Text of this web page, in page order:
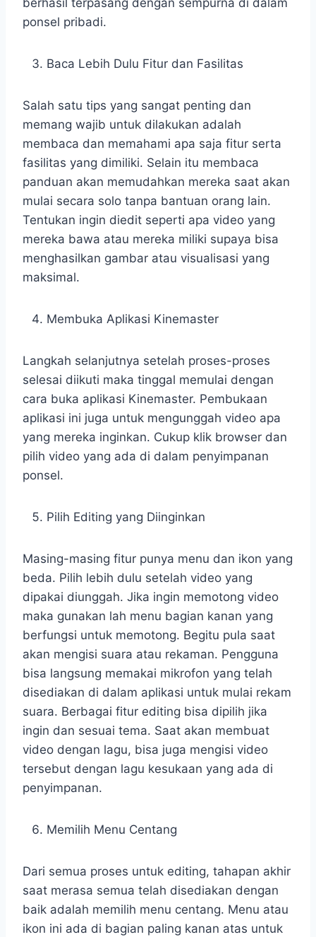
berhasil terpasang dengan sempurna di dalam
ponsel pribadi.
Baca Lebih Dulu Fitur dan Fasilitas
Salah satu tips yang sangat penting dan
memang wajib untuk dilakukan adalah
membaca dan memahami apa saja fitur serta
fasilitas yang dimiliki. Selain itu membaca
panduan akan memudahkan mereka saat akan
mulai secara solo tanpa bantuan orang lain.
Tentukan ingin diedit seperti apa video yang
mereka bawa atau mereka miliki supaya bisa
menghasilkan gambar atau visualisasi yang
maksimal.
Membuka Aplikasi Kinemaster
Langkah selanjutnya setelah proses-proses
selesai diikuti maka tinggal memulai dengan
cara buka aplikasi Kinemaster. Pembukaan
aplikasi ini juga untuk mengunggah video apa
yang mereka inginkan. Cukup klik browser dan
pilih video yang ada di dalam penyimpanan
ponsel.
Pilih Editing yang Diinginkan
Masing-masing fitur punya menu dan ikon yang
beda. Pilih lebih dulu setelah video yang
dipakai diunggah. Jika ingin memotong video
maka gunakan lah menu bagian kanan yang
berfungsi untuk memotong. Begitu pula saat
akan mengisi suara atau rekaman. Pengguna
bisa langsung memakai mikrofon yang telah
disediakan di dalam aplikasi untuk mulai rekam
suara. Berbagai fitur editing bisa dipilih jika
ingin dan sesuai tema. Saat akan membuat
video dengan lagu, bisa juga mengisi video
tersebut dengan lagu kesukaan yang ada di
penyimpanan.
Memilih Menu Centang
Dari semua proses untuk editing, tahapan akhir
saat merasa semua telah disediakan dengan
baik adalah memilih menu centang. Menu atau
ikon ini ada di bagian paling kanan atas untuk